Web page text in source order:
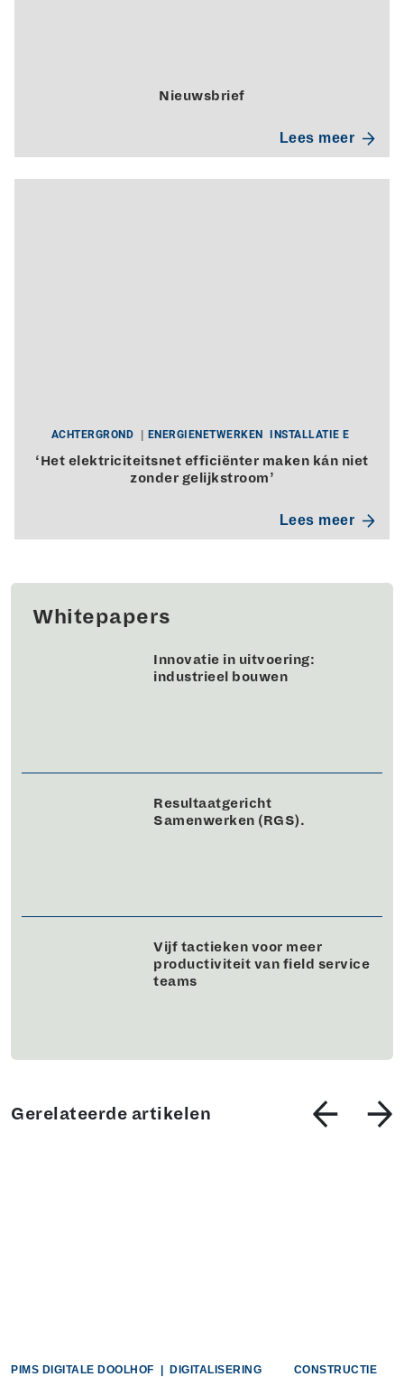
Nieuwsbrief
Lees meer
ACHTERGROND ENERGIENETWERKEN INSTALLATIE E
‘Het elektriciteitsnet efficiënter maken kán niet
zonder gelijkstroom’
Lees meer
Whitepapers
Innovatie in uitvoering:
industrieel bouwen
Resultaatgericht
Samenwerken (RGS).
Vijf tactieken voor meer
productiviteit van field service
teams
Gerelateerde artikelen
PIMS DIGITALE DOOLHOF DIGITALISERING CONSTRUCTIE